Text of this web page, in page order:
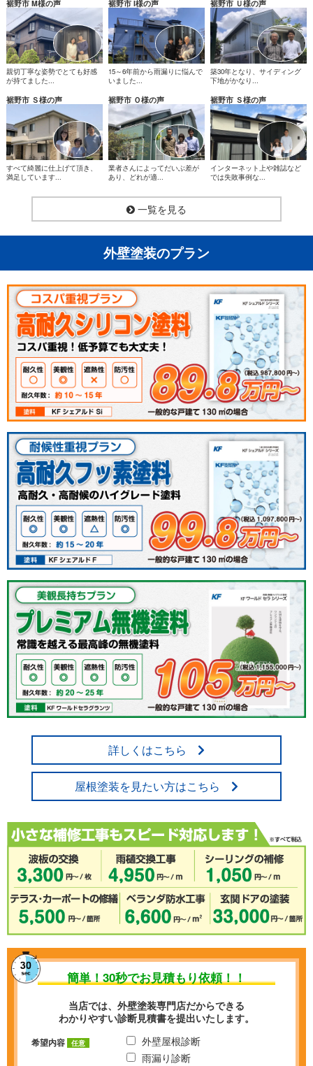
野市平松、裾野市深良、裾野市二ツ屋、裾野市御宿、裾野市水
窪、裾野市麦塚、裾野市桃園、裾野市呼子
裾野市 M様の声
親切丁寧な姿勢でとても好感
が持てました...
裾野市 I様の声
15～6年前から雨漏りに悩んで
いました...
裾野市 Ｕ様の声
築30年となり、サイディング
下地がかなり...
裾野市 Ｓ様の声
すべて綺麗に仕上げて頂き、
満足しています...
裾野市 Ｏ様の声
業者さんによってだいぶ差が
あり、どれが適...
裾野市 Ｓ様の声
インターネット上や雑誌など
では失敗事例な...
一覧を見る
外壁塗装のプラン
詳しくはこちら
屋根塗装を見たい方はこちら
簡単！30秒でお見積もり依頼！！
当店では、外壁塗装専門店だからできる
わかりやすい診断見積書を提出いたします。
希望内容 任意
外壁屋根診断
雨漏り診断